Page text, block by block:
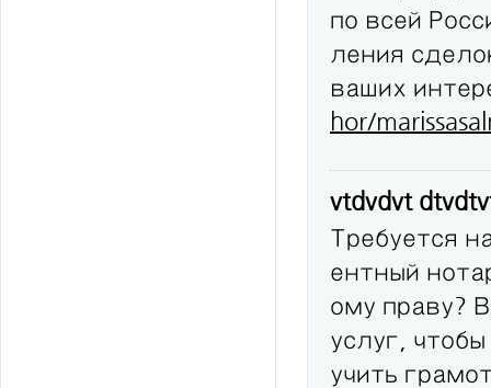
по всей
ления
ваших
hor/
vtdvdvt
Требуется
ентный
ому праву?
услуг,
учить